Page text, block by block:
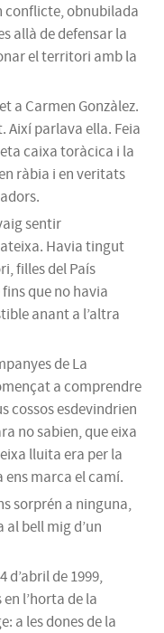
conflicte, obnubilada
allà de defensar la
el territori amb la
a Carmen Gonzàlez.
Així parlava ella. Feia
caixa toràcica i la
ràbia i en veritats
sentir
Havia tingut
filles del País
que no havia
anant a l’altra
de La
a comprendre
cossos esdevindrien
no sabien, que eixa
lluita era per la
ens marca el camí.
sorprén a ninguna,
al bell mig d’un
d’abril de 1999,
l’horta de la
a les dones de la